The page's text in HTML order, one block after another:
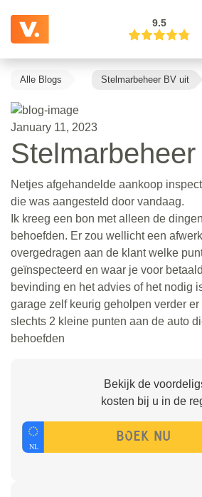
9.5
Alle Blogs Stelmarbeheer BV uit
January 11, 2023
Netjes afgehandelde aankoop
die was aangesteld door vandaag.
Ik kreeg een bon met alleen de
behoefden. Er zou wellicht een
overgedragen aan de klant welke
geïnspecteerd en waar je voor
bevinding en het advies of het nodig
garage zelf keurig geholpen verder er
slechts 2 kleine punten aan de auto
behoefden
Bekijk de
kosten bij u in de